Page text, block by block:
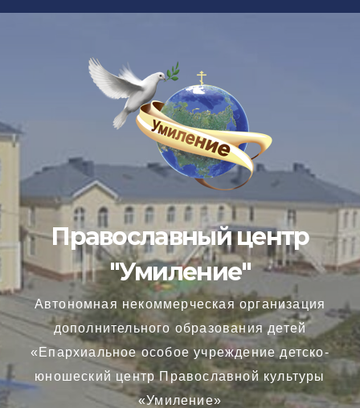
Перейти
Православный центр
"Умиление"
Автономная некоммерческая организация
дополнительного образования детей
«Епархиальное особое учреждение детско-
юношеский центр Православной культуры
«Умиление»